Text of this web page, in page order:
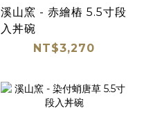
溪山窯 - 赤繪樁 5.5寸段
入丼碗
NT$3,270